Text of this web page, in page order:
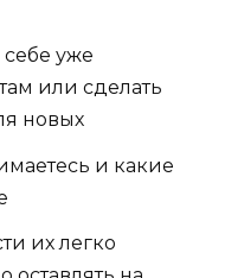
уже
или сделать
новых
и какие
их легко